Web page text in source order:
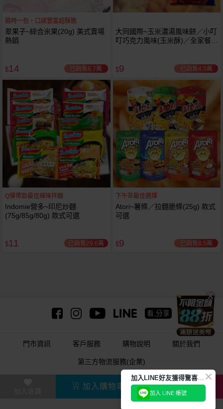
加入購物車 直接購買
隨時一包，口感豐富超酥脆
翠果子~綜合米果(20g) 美式賣場
熱銷
$14 已銷售6.7萬
大同國際~玉米濃湯風味餅／小叮
叮巧克力風味(玉米酥)／全家餐麥
$9 已銷售4.5萬
Q彈帶勁最佳辣味拌麵
Indomie營多~印尼炒麵
(75g/85g/80g) 款式可選
$11 已銷售29.6萬
下午茶最佳選擇
Atori~薯條／拉麵脆條(25g) 款式
可選
$9 已銷售8.5萬
看,分享
購物說明
客戶服務 關於我們
門市資訊
第三方物流服務(企業)
美妝、保養、生活用品購物網
加
入LINE好友獲得驚喜折扣!
加入 LINE 帳號